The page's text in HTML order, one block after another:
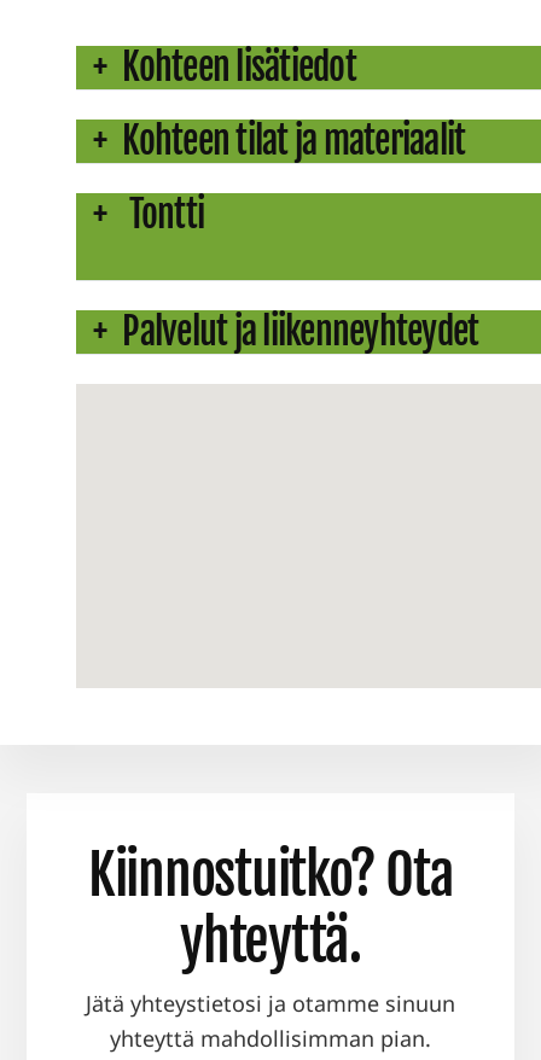
Kohteen lisätiedot
Kohteen tilat ja materiaalit
Tontti
Palvelut ja liikenneyhteydet
Kiinnostuitko? Ota
yhteyttä.
Jätä yhteystietosi ja otamme sinuun
yhteyttä mahdollisimman pian.